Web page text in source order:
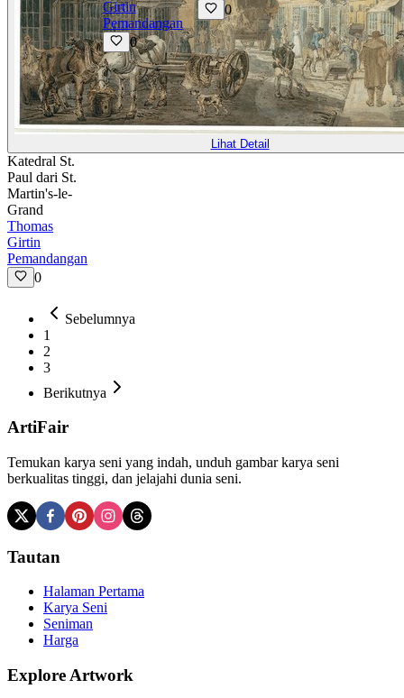
Lihat Detail
Katedral St.
Paul dari St.
Martin's-le-
Grand
Thomas
Girtin
Pemandangan
0
Girtin
Pemandangan
0
0
Sebelumnya
1
2
3
Berikutnya
ArtiFair
Temukan karya seni yang indah, unduh gambar karya seni
berkualitas tinggi, dan jelajahi dunia seni.
Tautan
Halaman Pertama
Karya Seni
Seniman
Harga
Explore Artwork